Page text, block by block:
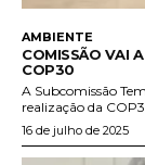
AMBIENTE
COMISSÃO VAI
COP30
A Subcomissão
realização da
16 de julho de 2025